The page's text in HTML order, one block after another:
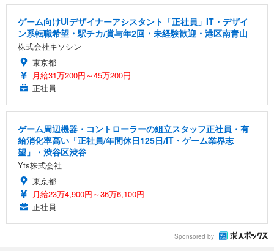
ゲーム向けUIデザイナーアシスタント「正社員」IT・デザイ
ン系転職希望・駅チカ/賞与年2回・未経験歓迎・港区南青山
株式会社キソシン
東京都
月給31万200円～45万200円
正社員
ゲーム周辺機器・コントローラーの組立スタッフ正社員・有
給消化率高い「正社員/年間休日125日/IT・ゲーム業界志
望」・渋谷区渋谷
Yts株式会社
東京都
月給23万4,900円～36万6,100円
正社員
Sponsored by